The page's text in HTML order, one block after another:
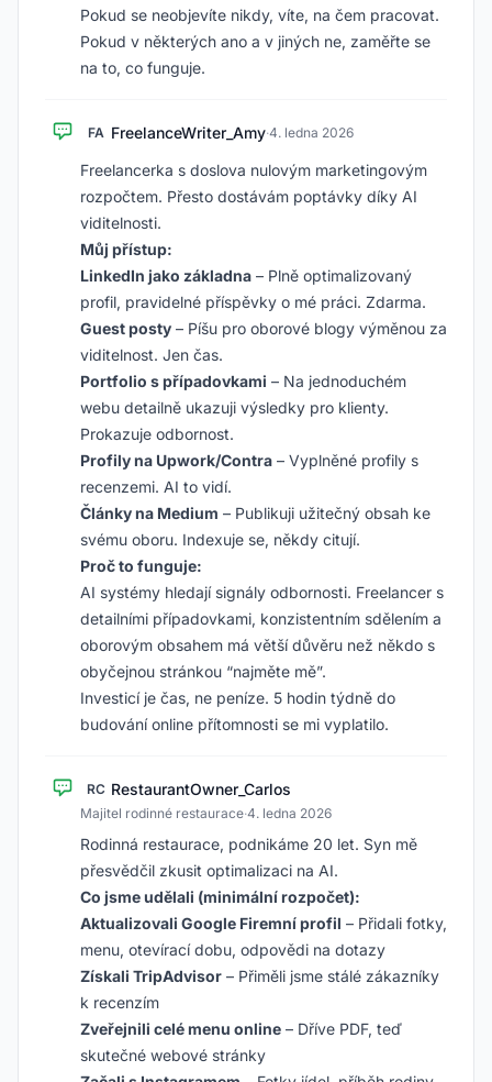
Pokud se neobjevíte nikdy, víte, na čem pracovat.
Pokud v některých ano a v jiných ne, zaměřte se
na to, co funguje.
FA FreelanceWriter_Amy·4. ledna 2026
Freelancerka s doslova nulovým marketingovým
rozpočtem. Přesto dostávám poptávky díky AI
viditelnosti.
Můj přístup:
LinkedIn jako základna – Plně optimalizovaný
profil, pravidelné příspěvky o mé práci. Zdarma.
Guest posty – Píšu pro oborové blogy výměnou za
viditelnost. Jen čas.
Portfolio s případovkami – Na jednoduchém
webu detailně ukazuji výsledky pro klienty.
Prokazuje odbornost.
Profily na Upwork/Contra – Vyplněné profily s
recenzemi. AI to vidí.
Články na Medium – Publikuji užitečný obsah ke
svému oboru. Indexuje se, někdy citují.
Proč to funguje:
AI systémy hledají signály odbornosti. Freelancer s
detailními případovkami, konzistentním sdělením a
oborovým obsahem má větší důvěru než někdo s
obyčejnou stránkou “najměte mě”.
Investicí je čas, ne peníze. 5 hodin týdně do
budování online přítomnosti se mi vyplatilo.
RC RestaurantOwner_Carlos
Majitel rodinné restaurace·4. ledna 2026
Rodinná restaurace, podnikáme 20 let. Syn mě
přesvědčil zkusit optimalizaci na AI.
Co jsme udělali (minimální rozpočet):
Aktualizovali Google Firemní profil – Přidali fotky,
menu, otevírací dobu, odpovědi na dotazy
Získali TripAdvisor – Přiměli jsme stálé zákazníky
k recenzím
Zveřejnili celé menu online – Dříve PDF, teď
skutečné webové stránky